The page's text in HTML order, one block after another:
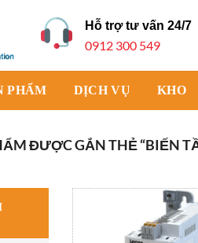
Hỗ trợ tư vấn 24/7
0912 300 549
PHẨM DỊCH VỤ KHO
ĐƯỢC GẮN THẺ “BIẾN